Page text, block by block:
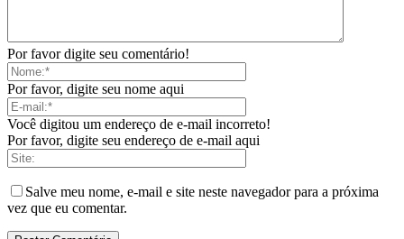
Por favor digite seu comentário!
Por favor, digite seu nome aqui
Você digitou um endereço de e-mail incorreto!
Por favor, digite seu endereço de e-mail aqui
Salve meu nome, e-mail e site neste navegador para a próxima
vez que eu comentar.